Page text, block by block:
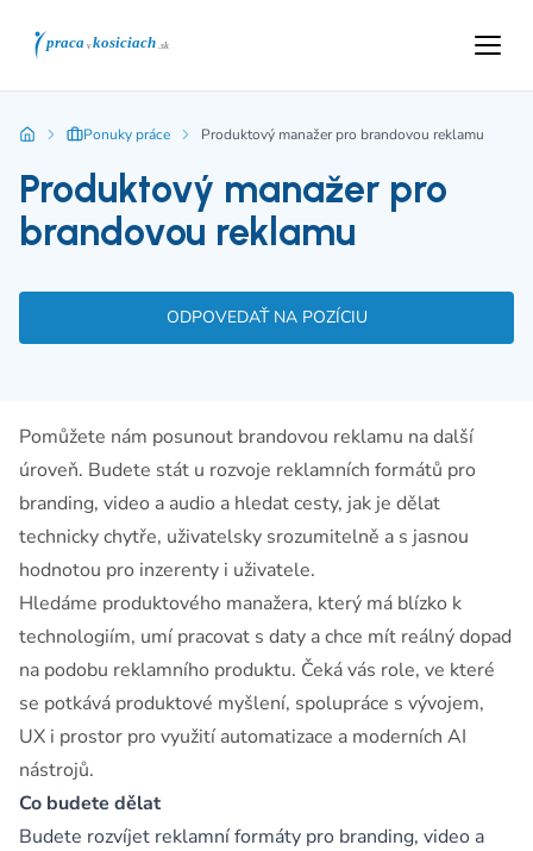
Ponuky práce Produktový manažer pro brandovou reklamu
Produktový manažer pro
brandovou reklamu
ODPOVEDAŤ NA POZÍCIU
Pomůžete nám posunout brandovou reklamu na další
úroveň. Budete stát u rozvoje reklamních formátů pro
branding, video a audio a hledat cesty, jak je dělat
technicky chytře, uživatelsky srozumitelně a s jasnou
hodnotou pro inzerenty i uživatele.
Hledáme produktového manažera, který má blízko k
technologiím, umí pracovat s daty a chce mít reálný dopad
na podobu reklamního produktu. Čeká vás role, ve které
se potkává produktové myšlení, spolupráce s vývojem,
UX i prostor pro využití automatizace a moderních AI
nástrojů.
Co budete dělat
Budete rozvíjet reklamní formáty pro branding, video a